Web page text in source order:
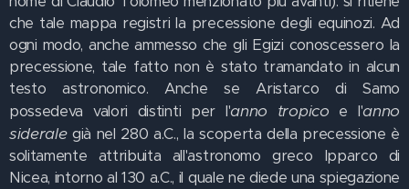
che tale mappa registri la precessione degli equinozi. Ad
ogni modo, anche ammesso che gli Egizi conoscessero la
precessione, tale fatto non è stato tramandato in alcun
testo astronomico. Anche se Aristarco di Samo
possedeva valori distinti per l'anno tropico e l'anno
sideralegià nel 280 a.C., la scoperta della precessione è
solitamente attribuita all'astronomo greco Ipparco di
Nicea, intorno al 130 a.C., il quale ne diede una spiegazione